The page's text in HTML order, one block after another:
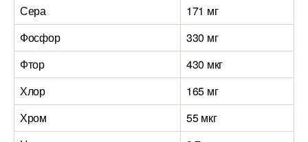
Сера
171 мг
Фосфор
330 мг
Фтор
430 мкг
Хлор
165 мг
Хром
55 мкг